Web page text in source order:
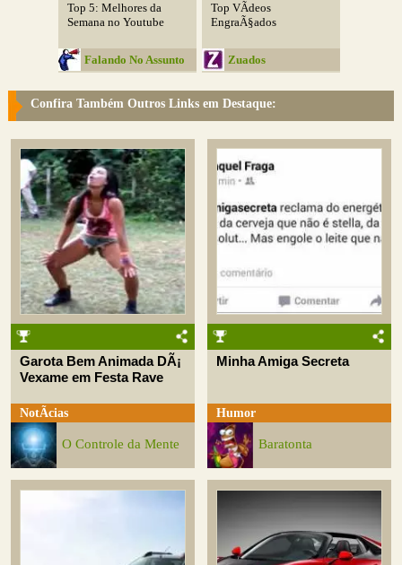
Top 5: Melhores da
Semana no Youtube
Falando No Assunto
Top VÃ­deos
EngraÃ§ados
Zuados
Confira Também Outros Links em Destaque:
Garota Bem Animada DÃ¡
Vexame em Festa Rave
NotÃ­cias
O Controle da Mente
Minha Amiga Secreta
Humor
Baratonta